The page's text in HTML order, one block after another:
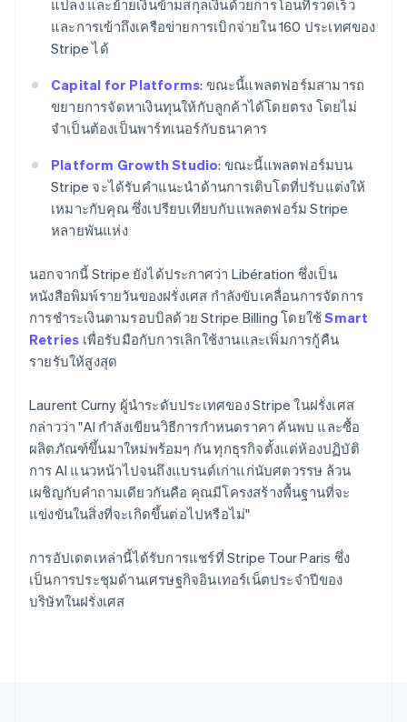
แปลง และย้ายเงินข้ามสกุลเงินด้วยการโอนที่รวดเร็ว
และการเข้าถึงเครือข่ายการเบิกจ่ายใน 160 ประเทศของ
Stripe ได้
Capital for Platforms: ขณะนี้แพลตฟอร์มสามารถ
ขยายการจัดหาเงินทุนให้กับลูกค้าได้โดยตรง โดยไม่
จำเป็นต้องเป็นพาร์ทเนอร์กับธนาคาร
Platform Growth Studio: ขณะนี้แพลตฟอร์มบน
Stripe จะได้รับคำแนะนำด้านการเติบโตที่ปรับแต่งให้
เหมาะกับคุณ ซึ่งเปรียบเทียบกับแพลตฟอร์ม Stripe
หลายพันแห่ง
นอกจากนี้ Stripe ยังได้ประกาศว่า Libération ซึ่งเป็น
หนังสือพิมพ์รายวันของฝรั่งเศส กำลังขับเคลื่อนการจัดการ
การชำระเงินตามรอบบิลด้วย Stripe Billing โดยใช้Smart
Retries เพื่อรับมือกับการเลิกใช้งานและเพิ่มการกู้คืน
รายรับให้สูงสุด
Laurent Curny ผู้นำระดับประเทศของ Stripe ในฝรั่งเศส
กล่าวว่า "AI กำลังเขียนวิธีการกำหนดราคา ค้นพบ และซื้อ
ผลิตภัณฑ์ขึ้นมาใหม่พร้อมๆ กัน ทุกธุรกิจตั้งแต่ห้องปฏิบัติ
การ AI แนวหน้าไปจนถึงแบรนด์เก่าแก่นับศตวรรษ ล้วน
เผชิญกับคำถามเดียวกันคือ คุณมีโครงสร้างพื้นฐานที่จะ
แข่งขันในสิ่งที่จะเกิดขึ้นต่อไปหรือไม่"
การอัปเดตเหล่านี้ได้รับการแชร์ที่ Stripe Tour Paris ซึ่ง
เป็นการประชุมด้านเศรษฐกิจอินเทอร์เน็ตประจำปีของ
บริษัทในฝรั่งเศส
Français Deutsch English
ลัตเวีย
English
DeutschEnglish
ลิทัวเนีย
English
Español English
สโลวาเกีย
English
สโลวีเนีย
EnglishItaliano
DeutschFrançais Italiano English
สวีเดน
Svenska English
สหรัฐอเมริกา
EnglishEspañol简体中文
สหรัฐอาหรับเอมิเรตส์
สหราชอาณาจักร
English
สาธารณรัฐเช็ก
English
สิงคโปร์
English简体中文
ออสเตรเลีย
ออสเตรีย
Deutsch English
อิตาลี
ItalianoEnglish